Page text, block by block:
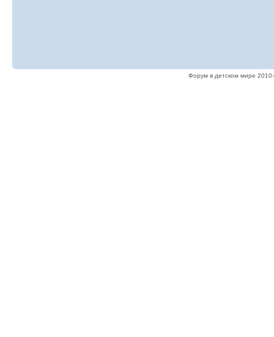
Форум в детском мире